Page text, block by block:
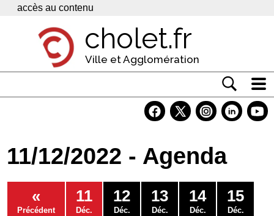
Panneau de gestion des cookies
accès au contenu
cholet.fr
Ville et Agglomération
Economie
Services
Contacts
11/12/2022 - Agenda
«
Précédent
11
Déc.
12
Déc.
13
Déc.
14
Déc.
15
Déc.